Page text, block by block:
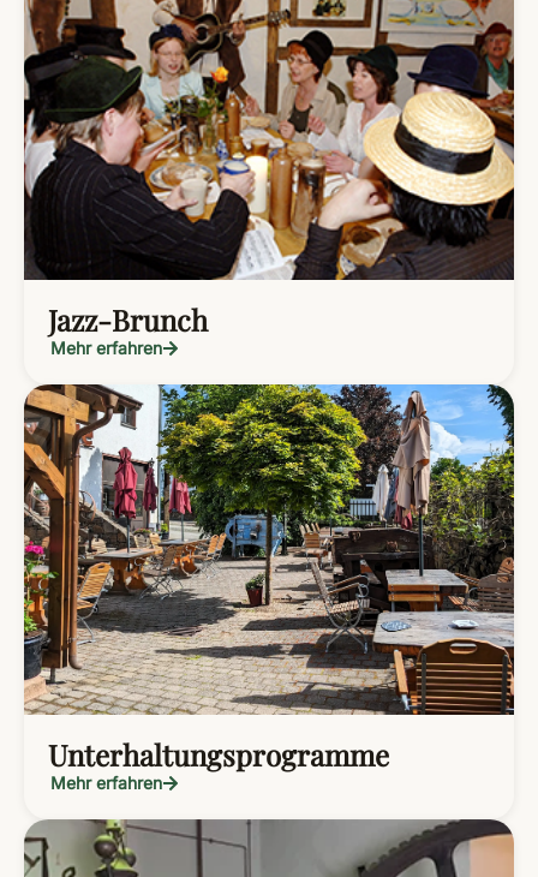
Jazz-Brunch
Mehr erfahren
Unterhaltungsprogramme
Mehr erfahren